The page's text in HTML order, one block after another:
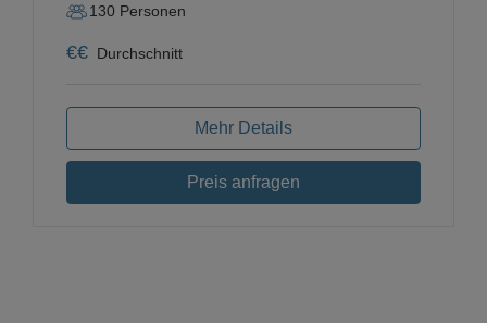
130 Personen
€€ Durchschnitt
Mehr Details
Preis anfragen